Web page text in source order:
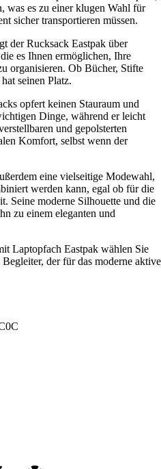
was es zu einer klugen Wahl für
sicher transportieren müssen.
der Rucksack Eastpak über
es Ihnen ermöglichen, Ihre
organisieren. Ob Bücher, Stifte
seinen Platz.
opfert keinen Stauraum und
Dinge, während er leicht
und gepolsterten
Komfort, selbst wenn der
eine vielseitige Modewahl,
werden kann, egal ob für die
Seine moderne Silhouette und die
zu einem eleganten und
Laptopfach Eastpak wählen Sie
der für das moderne aktive